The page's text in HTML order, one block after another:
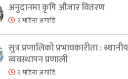
अनुदानमा कृषि औजार वितरण
२ महिना अगाडि
सुत्र प्रणालिको प्रभावकारीता :
व्यवस्थापन प्रणाली
२ महिना अगाडि